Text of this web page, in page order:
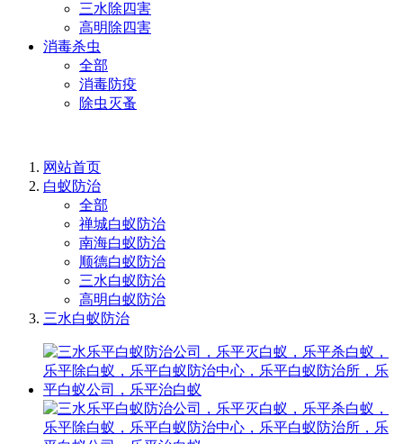
三水除四害
高明除四害
消毒杀虫
全部
消毒防疫
除虫灭蚤
网站首页
白蚁防治
全部
禅城白蚁防治
南海白蚁防治
顺德白蚁防治
三水白蚁防治
高明白蚁防治
三水白蚁防治